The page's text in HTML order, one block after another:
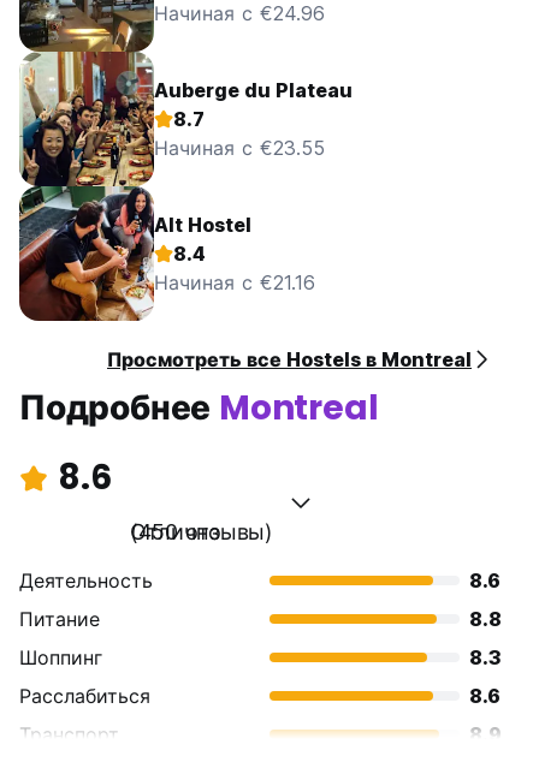
Начиная с €24.96
Auberge du Plateau
8.7
Начиная с €23.55
Alt Hostel
8.4
Начиная с €21.16
Просмотреть все Hostels в Montreal
Подробнее Montreal
8.6
Отлично
(450 отзывы)
Деятельность
8.6
Питание
8.8
Шоппинг
8.3
Расслабиться
8.6
Транспорт
8.9